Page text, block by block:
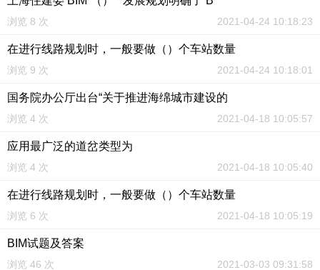
浏览 8 次 2021-04-24 10:18:23
在进行线路规划时，一般要做（）个车站数量
浏览 9 次 2021-04-24 10:18:01
国务院办公厅出台“关于推进海绵城市建设的
浏览 4 次 2021-04-18 10:05:57
应用最广泛的道岔类型为
浏览 4 次 2021-04-18 10:05:40
在进行线路规划时，一般要做（）个车站数量
浏览 6 次 2021-04-18 10:05:19
BIM试题及答案
浏览 46 次 2021-03-03 09:31:58